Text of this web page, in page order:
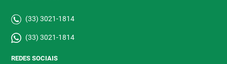
(33) 3021-1814
(33) 3021-1814
REDES SOCIAIS